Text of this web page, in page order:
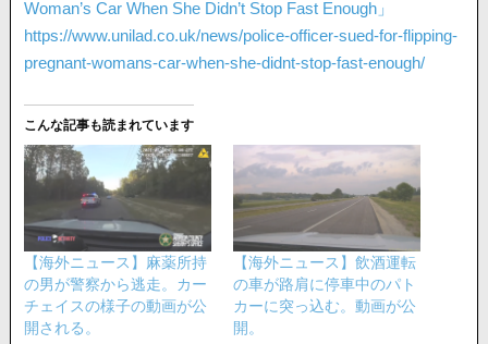
Woman’s Car When She Didn’t Stop Fast Enough」
https://www.unilad.co.uk/news/police-officer-sued-for-flipping-
pregnant-womans-car-when-she-didnt-stop-fast-enough/
こんな記事も読まれています
【海外ニュース】麻薬所持
の男が警察から逃走。カー
チェイスの様子の動画が公
開される。
【海外ニュース】飲酒運転
の車が路肩に停車中のパト
カーに突っ込む。動画が公
開。